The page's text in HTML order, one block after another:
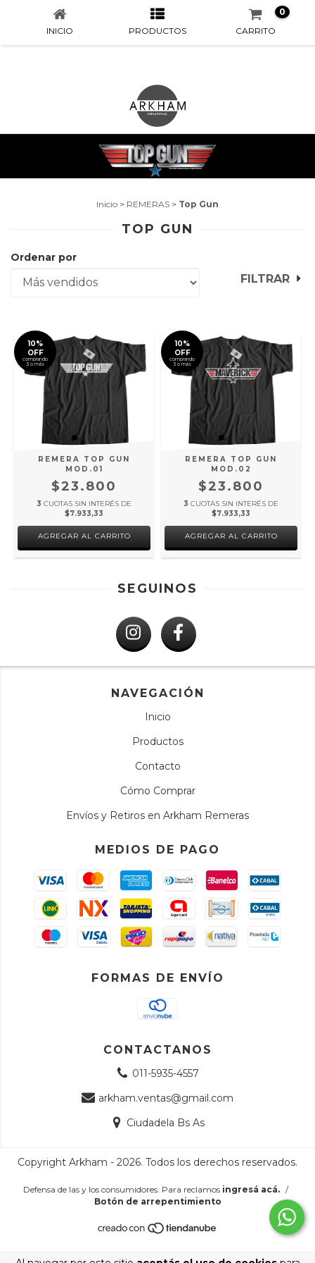
INICIO PRODUCTOS CARRITO
0
Inicio > REMERAS > Top Gun
TOP GUN
Ordenar por
FILTRAR
10%
OFF
comprando
3 o más
REMERA TOP GUN
MOD.01
$23.800
3 CUOTAS SIN INTERÉS DE
$7.933,33
AGREGAR AL CARRITO
10%
OFF
comprando
3 o más
REMERA TOP GUN
MOD.02
$23.800
3 CUOTAS SIN INTERÉS DE
$7.933,33
AGREGAR AL CARRITO
SEGUINOS
NAVEGACIÓN
Inicio
Productos
Contacto
Cómo Comprar
Envíos y Retiros en Arkham Remeras
MEDIOS DE PAGO
FORMAS DE ENVÍO
CONTACTANOS
011-5935-4557
arkham.ventas@gmail.com
Ciudadela Bs As
Copyright Arkham - 2026. Todos los derechos reservados.
Defensa de las y los consumidores. Para reclamos ingresá acá. /
Botón de arrepentimiento